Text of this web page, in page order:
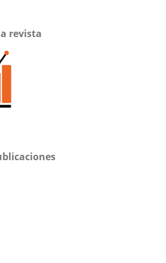
revista